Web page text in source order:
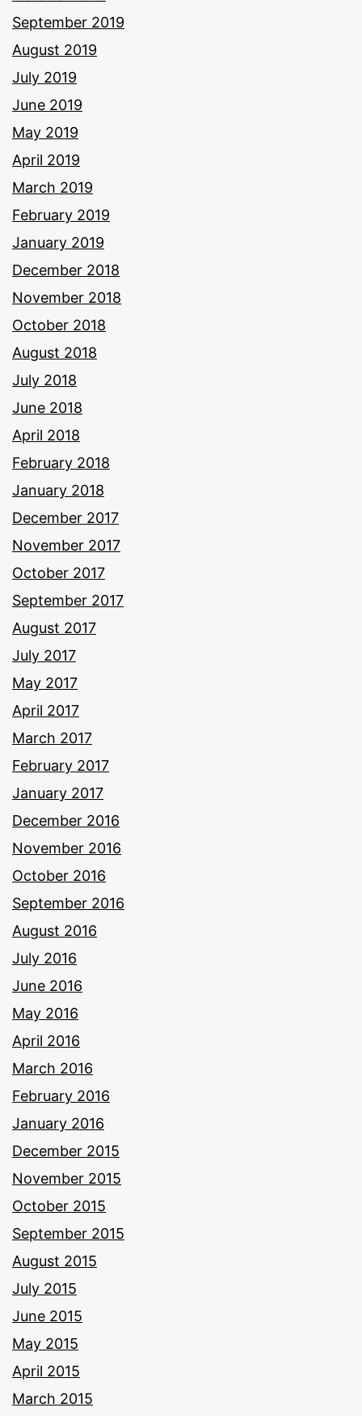
September 2019
August 2019
July 2019
June 2019
May 2019
April 2019
March 2019
February 2019
January 2019
December 2018
November 2018
October 2018
August 2018
July 2018
June 2018
April 2018
February 2018
January 2018
December 2017
November 2017
October 2017
September 2017
August 2017
July 2017
May 2017
April 2017
March 2017
February 2017
January 2017
December 2016
November 2016
October 2016
September 2016
August 2016
July 2016
June 2016
May 2016
April 2016
March 2016
February 2016
January 2016
December 2015
November 2015
October 2015
September 2015
August 2015
July 2015
June 2015
May 2015
April 2015
March 2015